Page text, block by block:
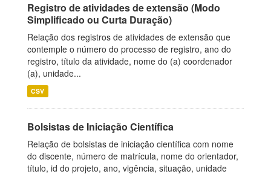
Registro de atividades de extensão (Modo
Simplificado ou Curta Duração)
Relação dos registros de atividades de extensão que
contemple o número do processo de registro, ano do
registro, título da atividade, nome do (a) coordenador
(a), unidade...
CSV
Bolsistas de Iniciação Científica
Relação de bolsistas de iniciação científica com nome
do discente, número de matrícula, nome do orientador,
título, id do projeto, ano, vigência, situação, unidade